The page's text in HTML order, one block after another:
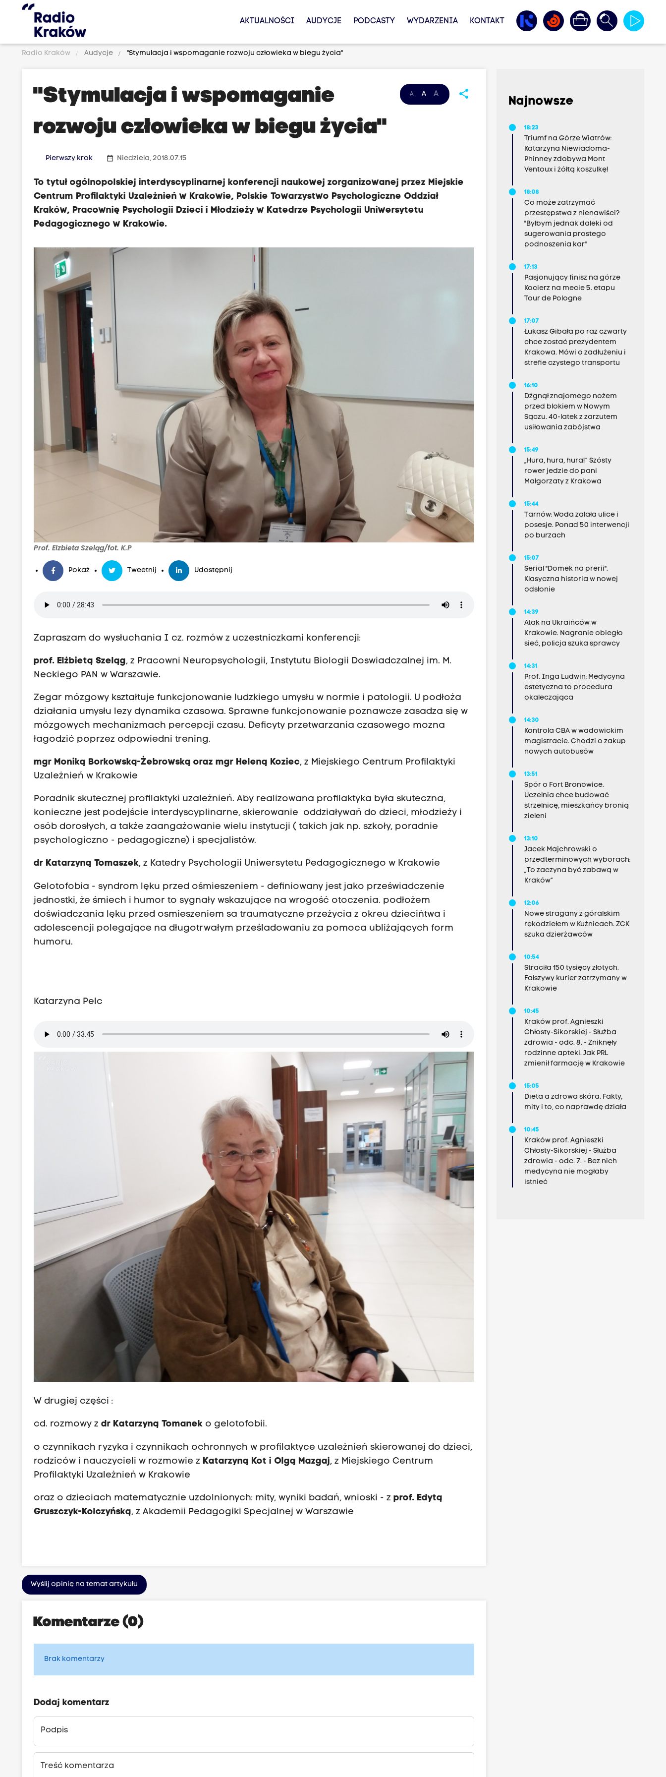
AKTUALNOŚCI AUDYCJE PODCASTY WYDARZENIA KONTAKT
Radio Kraków Audycje "Stymulacja i wspomaganie rozwoju człowieka w biegu życia"
A A A share
"Stymulacja i wspomaganie
rozwoju człowieka w biegu życia"
Pierwszy krok date_range Niedziela, 2018.07.15
To tytuł ogólnopolskiej interdyscyplinarnej konferencji naukowej zorganizowanej przez Miejskie
Centrum Profilaktyki Uzależnień w Krakowie, Polskie Towarzystwo Psychologiczne Oddział
Kraków, Pracownię Psychologii Dzieci i Młodzieży w Katedrze Psychologii Uniwersytetu
Pedagogicznego w Krakowie.
Prof. Elzbieta Szeląg/fot. K.P
Pokaż Tweetnij Udostępnij
Zapraszam do wysłuchania I cz. rozmów z uczestniczkami konferencji:
prof. Elżbietą Szeląg, z Pracowni Neuropsychologii, Instytutu Biologii Doswiadczalnej im. M.
Neckiego PAN w Warszawie.
Zegar mózgowy kształtuje funkcjonowanie ludzkiego umysłu w normie i patologii. U podłoża
działania umysłu lezy dynamika czasowa. Sprawne funkcjonowanie poznawcze zasadza się w
mózgowych mechanizmach percepcji czasu. Deficyty przetwarzania czasowego mozna
łagodzić poprzez odpowiedni trening.
mgr Moniką Borkowską-Żebrowską oraz mgr Heleną Koziec, z Miejskiego Centrum Profilaktyki
Uzależnień w Krakowie
Poradnik skutecznej profilaktyki uzależnień. Aby realizowana profilaktyka była skuteczna,
konieczne jest podejście interdyscyplinarne, skierowanie oddziaływań do dzieci, młodzieży i
osób dorosłych, a także zaangażowanie wielu instytucji ( takich jak np. szkoły, poradnie
psychologiczno - pedagogiczne) i specjalistów.
dr Katarzyną Tomaszek, z Katedry Psychologii Uniwersytetu Pedagogicznego w Krakowie
Gelotofobia - syndrom lęku przed ośmieszeniem - definiowany jest jako przeświadczenie
jednostki, że śmiech i humor to sygnały wskazujące na wrogość otoczenia. podłożem
doświadczania lęku przed osmieszeniem sa traumatyczne przeżycia z okreu dziecińtwa i
adolescencji polegające na długotrwałym prześladowaniu za pomoca ubliżających form
humoru.
Katarzyna Pelc
W drugiej części :
cd. rozmowy zdr Katarzyną Tomanek o gelotofobii.
o czynnikach ryzyka i czynnikach ochronnych w profilaktyce uzależnień skierowanej do dzieci,
rodziców i nauczycieli w rozmowie z Katarzyną Kot i Olgą Mazgaj, z Miejskiego Centrum
Profilaktyki Uzależnień w Krakowie
oraz o dzieciach matematycznie uzdolnionych: mity, wyniki badań, wnioski - zprof. Edytą
Gruszczyk-Kolczyńską, z Akademii Pedagogiki Specjalnej w Warszawie
Wyślij opinię na temat artykułu
Komentarze (0)
Brak komentarzy
Dodaj komentarz
Podpis
Treść komentarza
Najnowsze
18:23
Triumf na Górze Wiatrów:
Katarzyna Niewiadoma-
Phinney zdobywa Mont
Ventoux i żółtą koszulkę!
18:08
Co może zatrzymać
przestępstwa z nienawiści?
"Byłbym jednak daleki od
sugerowania prostego
podnoszenia kar"
17:13
Pasjonujący finisz na górze
Kocierz na mecie 5. etapu
Tour de Pologne
17:07
Łukasz Gibała po raz czwarty
chce zostać prezydentem
Krakowa. Mówi o zadłużeniu i
strefie czystego transportu
16:10
Dźgnął znajomego nożem
przed blokiem w Nowym
Sączu. 40-latek z zarzutem
usiłowania zabójstwa
15:49
„Hura, hura, hura!” Szósty
rower jedzie do pani
Małgorzaty z Krakowa
15:44
Tarnów: Woda zalała ulice i
posesje. Ponad 50 interwencji
po burzach
15:07
Serial "Domek na prerii".
Klasyczna historia w nowej
odsłonie
14:39
Atak na Ukraińców w
Krakowie. Nagranie obiegło
sieć, policja szuka sprawcy
14:31
Prof. Inga Ludwin: Medycyna
estetyczna to procedura
okaleczająca
14:30
Kontrola CBA w wadowickim
magistracie. Chodzi o zakup
nowych autobusów
13:51
Spór o Fort Bronowice.
Uczelnia chce budować
strzelnicę, mieszkańcy bronią
zieleni
13:10
Jacek Majchrowski o
przedterminowych wyborach:
„To zaczyna być zabawą w
Kraków”
12:06
Nowe stragany z góralskim
rękodziełem w Kuźnicach. ZCK
szuka dzierżawców
10:54
Straciła 150 tysięcy złotych.
Fałszywy kurier zatrzymany w
Krakowie
10:45
Kraków prof. Agnieszki
Chłosty-Sikorskiej - Służba
zdrowia - odc. 8. - Zniknęły
rodzinne apteki. Jak PRL
zmienił farmację w Krakowie
15:05
Dieta a zdrowa skóra. Fakty,
mity i to, co naprawdę działa
10:45
Kraków prof. Agnieszki
Chłosty-Sikorskiej - Służba
zdrowia - odc. 7. - Bez nich
medycyna nie mogłaby
istnieć